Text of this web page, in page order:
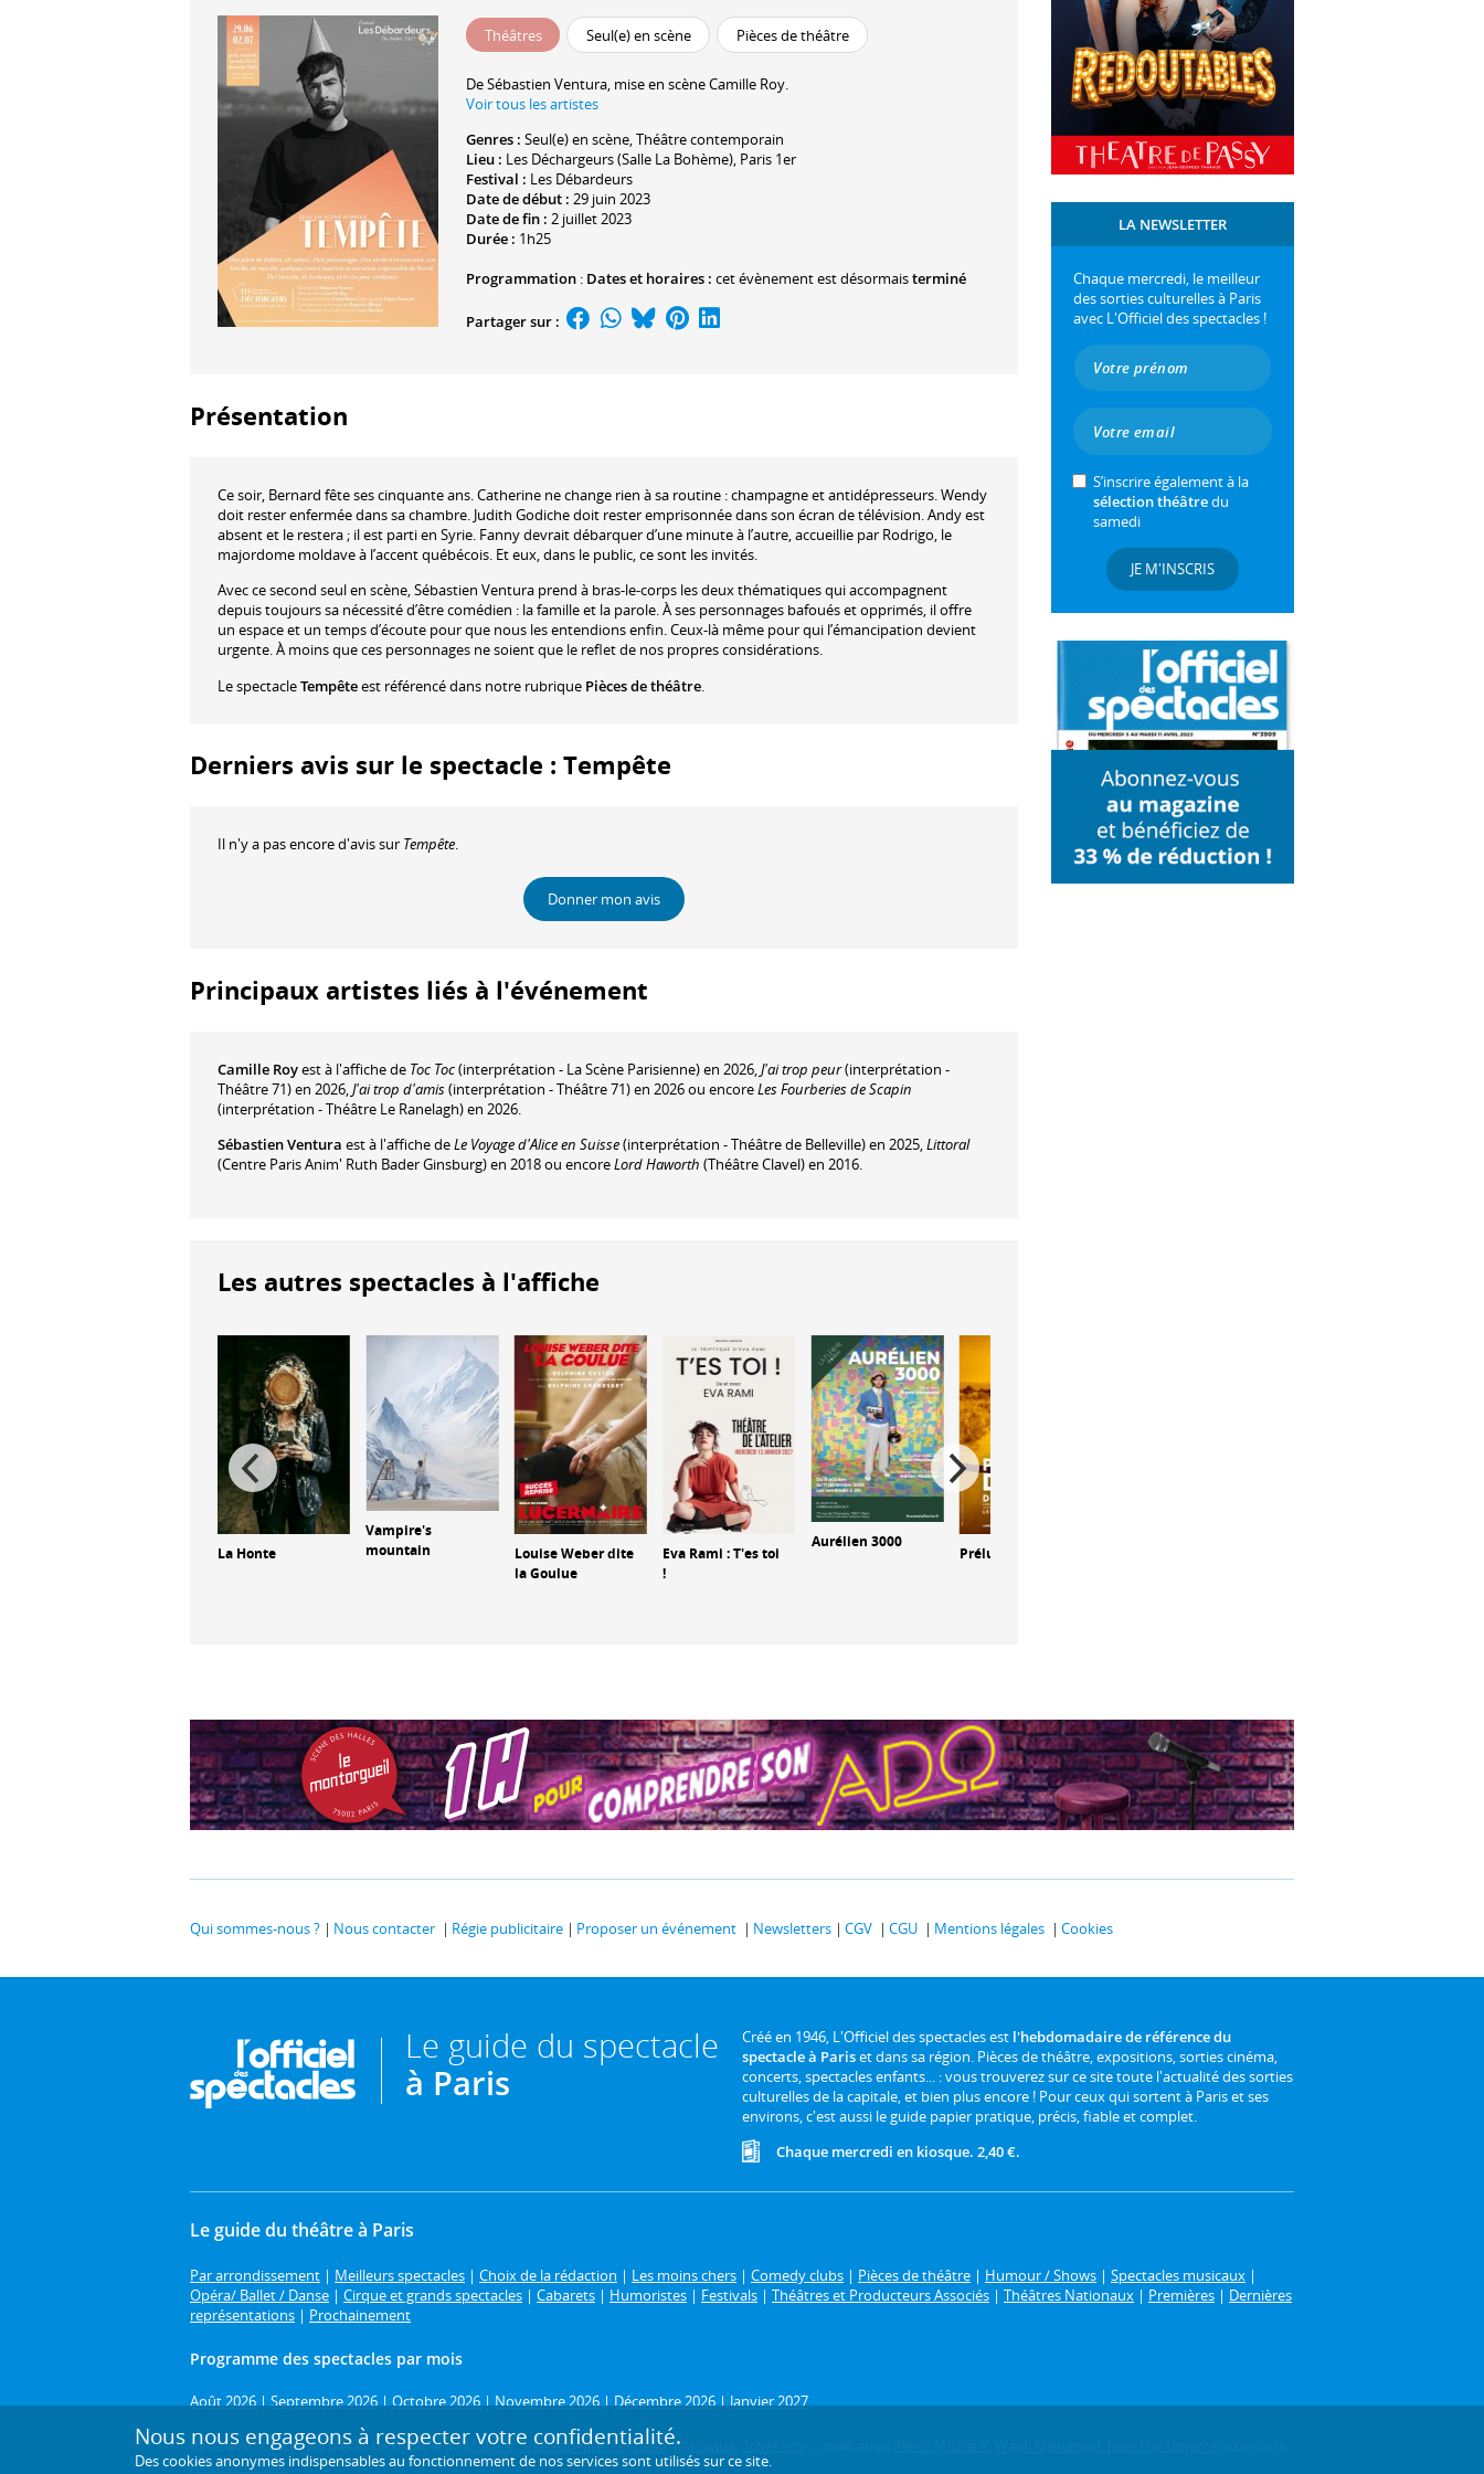
Théâtres Seul(e) en scène Pièces de théâtre
DeSébastien Ventura, mise en scèneCamille Roy.
Voir tous les artistes
Genres : Seul(e) en scène,Théâtre contemporain
Lieu : Les Déchargeurs (Salle La Bohème), Paris 1er
Festival : Les Débardeurs
Date de début : 29 juin 2023
Date de fin : 2 juillet 2023
Durée : 1h25
Programmation : Dates et horaires : cet évènement est désormaisterminé
Partager sur :
Présentation
Ce soir, Bernard fête ses cinquante ans. Catherine ne change rien à sa routine : champagne et antidépresseurs. Wendy
doit rester enfermée dans sa chambre. Judith Godiche doit rester emprisonnée dans son écran de télévision. Andy est
absent et le restera ; il est parti en Syrie. Fanny devrait débarquer d’une minute à l’autre, accueillie par Rodrigo, le
majordome moldave à l’accent québécois. Et eux, dans le public, ce sont les invités.
Avec ce second seul en scène, Sébastien Ventura prend à bras-le-corps les deux thématiques qui accompagnent
depuis toujours sa nécessité d’être comédien : la famille et la parole. À ses personnages bafoués et opprimés, il offre
un espace et un temps d’écoute pour que nous les entendions enfin. Ceux-là même pour qui l’émancipation devient
urgente. À moins que ces personnages ne soient que le reflet de nos propres considérations.
Le spectacleTempêteest référencé dans notre rubrique Pièces de théâtre.
Derniers avis sur le spectacle : Tempête
Il n'y a pas encore d'avis sur Tempête.
Donner mon avis
Principaux artistes liés à l'événement
Camille Royest à l'affiche de Toc Toc(interprétation - La Scène Parisienne) en 2026,J'ai trop peur(interprétation -
Théâtre 71) en 2026,J'ai trop d'amis(interprétation - Théâtre 71) en 2026 ou encoreLes Fourberies de Scapin
(interprétation - Théâtre Le Ranelagh) en 2026.
Sébastien Ventura est à l'affiche deLe Voyage d'Alice en Suisse(interprétation - Théâtre de Belleville) en 2025,Littoral
(Centre Paris Anim' Ruth Bader Ginsburg) en 2018 ou encoreLord Haworth (Théâtre Clavel) en 2016.
Les autres spectacles à l'affiche
La Honte
Vampire's
mountain
Louise Weber dite
la Goulue
Eva Rami : T'es toi
!
Aurélien 3000
Prélude de Pan
LA NEWSLETTER
Chaque mercredi, le meilleur
des sorties culturelles à Paris
avec L'Officiel des spectacles !
S’inscrire également à la
sélection théâtredu
samedi
JE M'INSCRIS
Qui sommes-nous ? Nous contacter Régie publicitaire Proposer un événement Newsletters CGV CGU Mentions légales Cookies
Le guide du spectacle
à Paris
Créé en 1946, L'Officiel des spectacles est l'hebdomadaire de référence du
spectacle à Pariset dans sa région. Pièces de théâtre, expositions, sorties cinéma,
concerts, spectacles enfants... : vous trouverez sur ce site toute l'actualité des sorties
culturelles de la capitale, et bien plus encore ! Pour ceux qui sortent à Paris et ses
environs, c'est aussi le guide papier pratique, précis, fiable et complet.
Chaque mercredi en kiosque. 2,40 €.
Le guide du théâtre à Paris
Par arrondissement | Meilleurs spectacles | Choix de la rédaction | Les moins chers | Comedy clubs | Pièces de théâtre | Humour / Shows | Spectacles musicaux |
Opéra/ Ballet / Danse | Cirque et grands spectacles | Cabarets | Humoristes | Festivals | Théâtres et Producteurs Associés | Théâtres Nationaux | Premières | Dernières
représentations | Prochainement
Programme des spectacles par mois
Août 2026|Septembre 2026|Octobre 2026|Novembre 2026|Décembre 2026|Janvier 2027
Retrouvez toutes les pièces de théâtre deMolière ,Shakespeare, Feydeau,Marivaux
Joël Pommerat .
Nous nous engageons à respecter votre confidentialité.
Des cookies anonymes indispensables au fonctionnement de nos services sont utilisés sur ce site.